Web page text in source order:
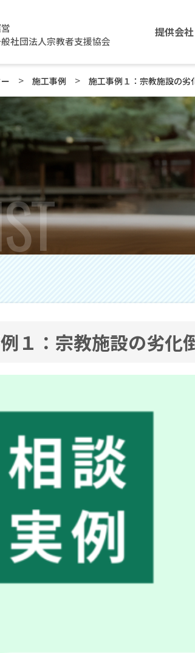
社団法人宗教者支援協会
提供会社
> 施工事例 > 施工事例１：宗教施設の劣
１：宗教施設の劣化